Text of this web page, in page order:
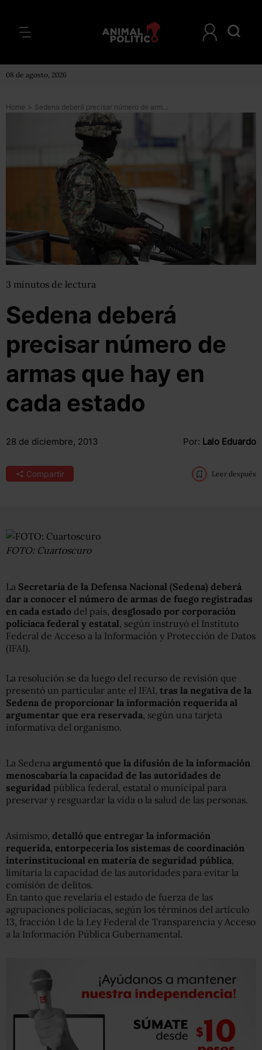
08 de agosto, 2026
Home > Sedena deberá precisar número de armas que hay en cada estado
3 minutos de lectura
Sedena deberá
precisar número de
armas que hay en
cada estado
28 de diciembre, 2013 Por: Lalo Eduardo
Compartir Leer después
FOTO: Cuartoscuro
La Secretaría de la Defensa Nacional (Sedena) deberá
dar a conocer el número de armas de fuego registradas
en cada estado del país, desglosado por corporación
policiaca federal y estatal, según instruyó el Instituto
Federal de Acceso a la Información y Protección de Datos
(IFAI).
La resolución se da luego del recurso de revisión que
presentó un particular ante el IFAI, tras la negativa de la
Sedena de proporcionar la información requerida al
argumentar que era reservada, según una tarjeta
informativa del organismo.
La Sedena argumentó que la difusión de la información
menoscabaría la capacidad de las autoridades de
seguridad pública federal, estatal o municipal para
preservar y resguardar la vida o la salud de las personas.
Asimismo, detalló que entregar la información
requerida, entorpecería los sistemas de coordinación
interinstitucional en materia de seguridad pública,
limitaría la capacidad de las autoridades para evitar la
comisión de delitos.
En tanto que revelaría el estado de fuerza de las
agrupaciones policiacas, según los términos del artículo
13, fracción I de la Ley Federal de Transparencia y Acceso
a la Información Pública Gubernamental.